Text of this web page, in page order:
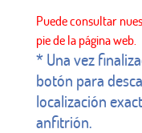
* Una vez
botón para
localización
anfitrión.